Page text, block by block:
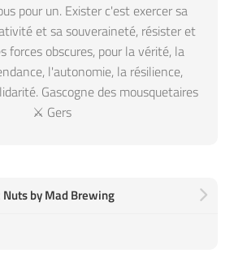
pour un. Exister c'est exercer sa
et sa souveraineté, résister et
forces obscures, pour la vérité, la
l'autonomie, la résilience,
Gascogne des mousquetaires
⚔️ Gers
by Mad Brewing